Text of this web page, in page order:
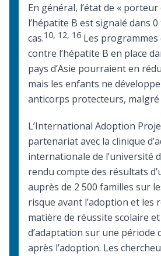
En général, l’état de «
l’hépatite B est signalé dans 0
cas.10, 12, 16 Les programmes
contre l’hépatite B en place
pays d’Asie pourraient en
mais les enfants ne
anticorps protecteurs, malgré
L’International Adoption
partenariat avec la clinique
internationale de l’université
rendu compte des résultats
auprès de 2 500 familles sur
risque avant l’adoption et les
matière de réussite scolaire
d’adaptation sur une période
après l’adoption. Les